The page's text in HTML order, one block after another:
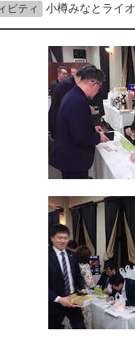
ビティ 小樽みなとライ